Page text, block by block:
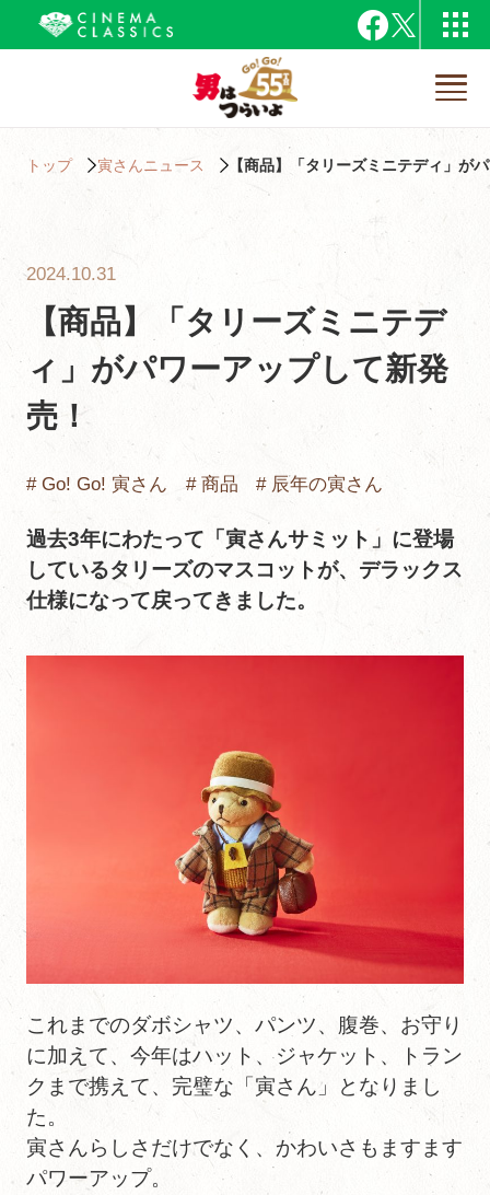
トップ 寅さんニュース 【商品】「タリーズミニテディ」が
2024.10.31
【商品】「タリーズミニテデ
ィ」がパワーアップして新発
売！
# Go! Go! 寅さん # 商品 # 辰年の寅さん
過去3年にわたって「寅さんサミット」に登場
しているタリーズのマスコットが、デラックス
仕様になって戻ってきました。
これまでのダボシャツ、パンツ、腹巻、お守り
に加えて、今年はハット、ジャケット、トラン
クまで携えて、完璧な「寅さん」となりまし
た。
寅さんらしさだけでなく、かわいさもますます
パワーアップ。